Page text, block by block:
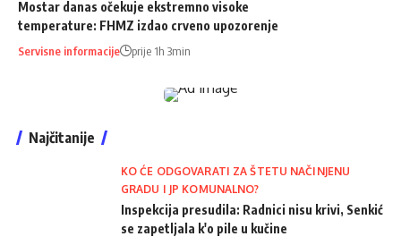
Mostar danas očekuje ekstremno visoke
temperature: FHMZ izdao crveno upozorenje
Servisne informacije prije 1h 3min
Najčitanije
KO ĆE ODGOVARATI ZA ŠTETU NAČINJENU
GRADU I JP KOMUNALNO?
Inspekcija presudila: Radnici nisu krivi, Senkić
se zapetljala k'o pile u kučine